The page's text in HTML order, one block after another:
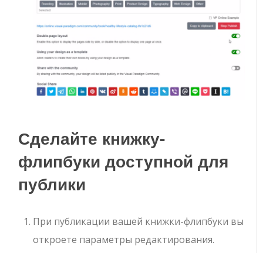
Сделайте книжку-
флипбуки доступной для
публики
При публикации вашей книжки-флипбуки вы
откроете параметры редактирования.